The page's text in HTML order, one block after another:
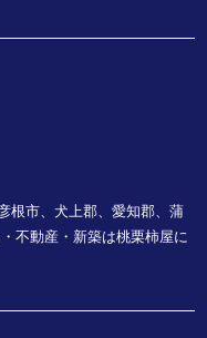
根市、犬上郡、愛知郡、蒲
不動産・新築は桃栗柿屋に